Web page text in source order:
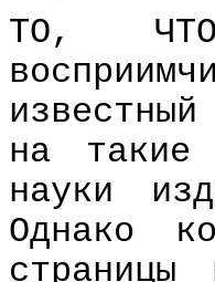
ТO,
на такие
науки
Однако
страницы